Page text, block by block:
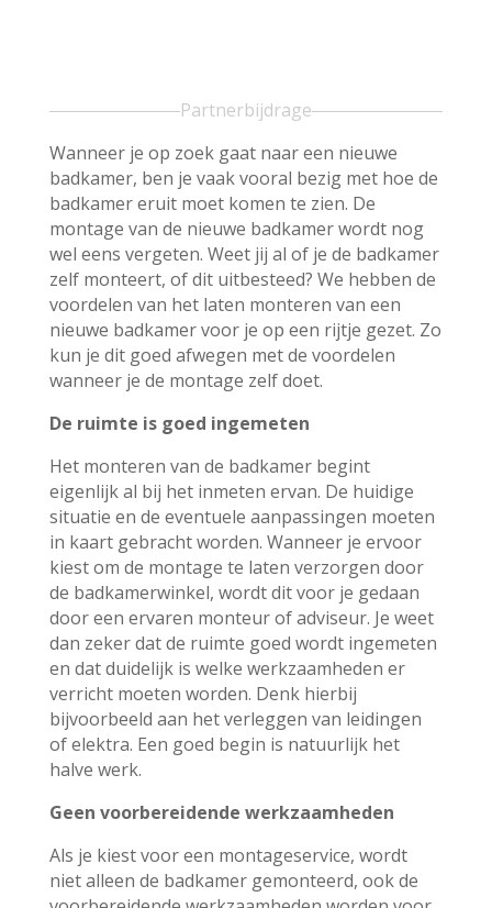
Partnerbijdrage
Wanneer je op zoek gaat naar een nieuwe
badkamer, ben je vaak vooral bezig met hoe de
badkamer eruit moet komen te zien. De
montage van de nieuwe badkamer wordt nog
wel eens vergeten. Weet jij al of je de badkamer
zelf monteert, of dit uitbesteed? We hebben de
voordelen van het laten monteren van een
nieuwe badkamer voor je op een rijtje gezet. Zo
kun je dit goed afwegen met de voordelen
wanneer je de montage zelf doet.
De ruimte is goed ingemeten
Het monteren van de badkamer begint
eigenlijk al bij het inmeten ervan. De huidige
situatie en de eventuele aanpassingen moeten
in kaart gebracht worden. Wanneer je ervoor
kiest om de montage te laten verzorgen door
de badkamerwinkel, wordt dit voor je gedaan
door een ervaren monteur of adviseur. Je weet
dan zeker dat de ruimte goed wordt ingemeten
en dat duidelijk is welke werkzaamheden er
verricht moeten worden. Denk hierbij
bijvoorbeeld aan het verleggen van leidingen
of elektra. Een goed begin is natuurlijk het
halve werk.
Geen voorbereidende werkzaamheden
Als je kiest voor een montageservice, wordt
niet alleen de badkamer gemonteerd, ook de